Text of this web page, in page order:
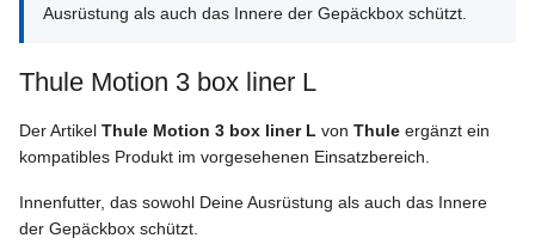
Ausrüstung als auch das Innere der Gepäckbox schützt.
Thule Motion 3 box liner L
Der Artikel Thule Motion 3 box liner L von Thule ergänzt ein
kompatibles Produkt im vorgesehenen Einsatzbereich.
Innenfutter, das sowohl Deine Ausrüstung als auch das Innere
der Gepäckbox schützt.